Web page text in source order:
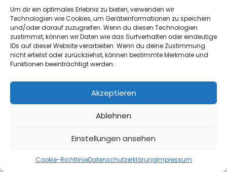
Um dir ein optimales Erlebnis zu bieten, verwenden wir
Technologien wie Cookies, um Geräteinformationen zu speichern
und/oder darauf zuzugreifen. Wenn du diesen Technologien
zustimmst, können wir Daten wie das Surfverhalten oder eindeutige
IDs auf dieser Website verarbeiten. Wenn du deine Zustimmung
nicht erteilst oder zurückziehst, können bestimmte Merkmale und
Funktionen beeinträchtigt werden.
Akzeptieren
Ablehnen
Einstellungen ansehen
Cookie-RichtlinieDatenschutzerklärungImpressum
Impressum
Datenschutzerklärung
Cookie-Richtlinie